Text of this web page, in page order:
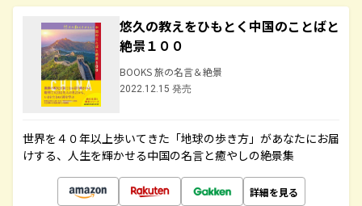
悠久の教えをひもとく中国のことばと
絶景１００
BOOKS 旅の名言＆絶景
2022.12.15 発売
世界を４０年以上歩いてきた「地球の歩き方」があなたにお届
けする、人生を輝かせる中国の名言と癒やしの絶景集
詳細を見る